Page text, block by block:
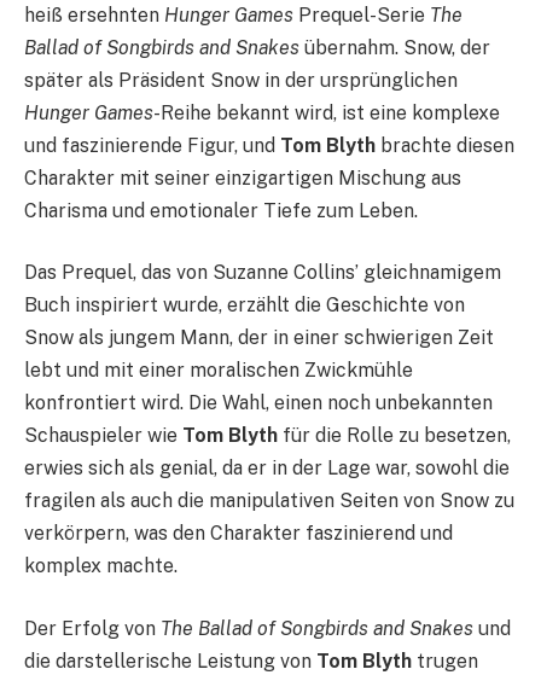
heiß ersehnten Hunger Games Prequel-Serie The
Ballad of Songbirds and Snakes übernahm. Snow, der
später als Präsident Snow in der ursprünglichen
Hunger Games-Reihe bekannt wird, ist eine komplexe
und faszinierende Figur, und Tom Blyth brachte diesen
Charakter mit seiner einzigartigen Mischung aus
Charisma und emotionaler Tiefe zum Leben.
Das Prequel, das von Suzanne Collins’ gleichnamigem
Buch inspiriert wurde, erzählt die Geschichte von
Snow als jungem Mann, der in einer schwierigen Zeit
lebt und mit einer moralischen Zwickmühle
konfrontiert wird. Die Wahl, einen noch unbekannten
Schauspieler wie Tom Blyth für die Rolle zu besetzen,
erwies sich als genial, da er in der Lage war, sowohl die
fragilen als auch die manipulativen Seiten von Snow zu
verkörpern, was den Charakter faszinierend und
komplex machte.
Der Erfolg von The Ballad of Songbirds and Snakes und
die darstellerische Leistung von Tom Blyth trugen